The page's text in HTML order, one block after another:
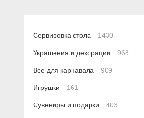
Сервировка стола 1430
Украшения и декорации 968
Все для карнавала 909
Игрушки 161
Сувениры и подарки 403